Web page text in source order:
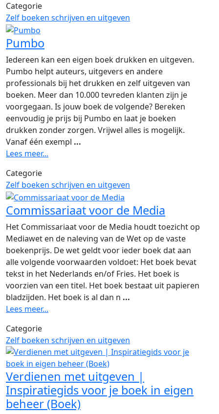
Categorie
Zelf boeken schrijven en uitgeven
Pumbo
Iedereen kan een eigen boek drukken en uitgeven.
Pumbo helpt auteurs, uitgevers en andere
professionals bij het drukken en zelf uitgeven van
boeken. Meer dan 10.000 tevreden klanten zijn je
voorgegaan. Is jouw boek de volgende? Bereken
eenvoudig je prijs bij Pumbo en laat je boeken
drukken zonder zorgen. Vrijwel alles is mogelijk.
Vanaf één exempl ...
Lees meer...
Categorie
Zelf boeken schrijven en uitgeven
Commissariaat voor de Media
Het Commissariaat voor de Media houdt toezicht op
Mediawet en de naleving van de Wet op de vaste
boekenprijs. De wet geldt voor ieder boek dat aan
alle volgende voorwaarden voldoet: Het boek bevat
tekst in het Nederlands en/of Fries. Het boek is
voorzien van een titel. Het boek bestaat uit papieren
bladzijden. Het boek is al dan n ...
Lees meer...
Categorie
Zelf boeken schrijven en uitgeven
Verdienen met uitgeven |
Inspiratiegids voor je boek in eigen
beheer (Boek)